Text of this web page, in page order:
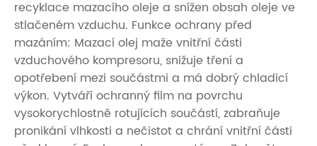
recyklace mazacího oleje a snížen obsah oleje ve
stlačeném vzduchu. Funkce ochrany před
mazáním: Mazací olej maže vnitřní části
vzduchového kompresoru, snižuje tření a
opotřebení mezi součástmi a má dobrý chladicí
výkon. Vytváří ochranný film na povrchu
vysokorychlostně rotujících součástí, zabraňuje
pronikání vlhkosti a nečistot a chrání vnitřní části